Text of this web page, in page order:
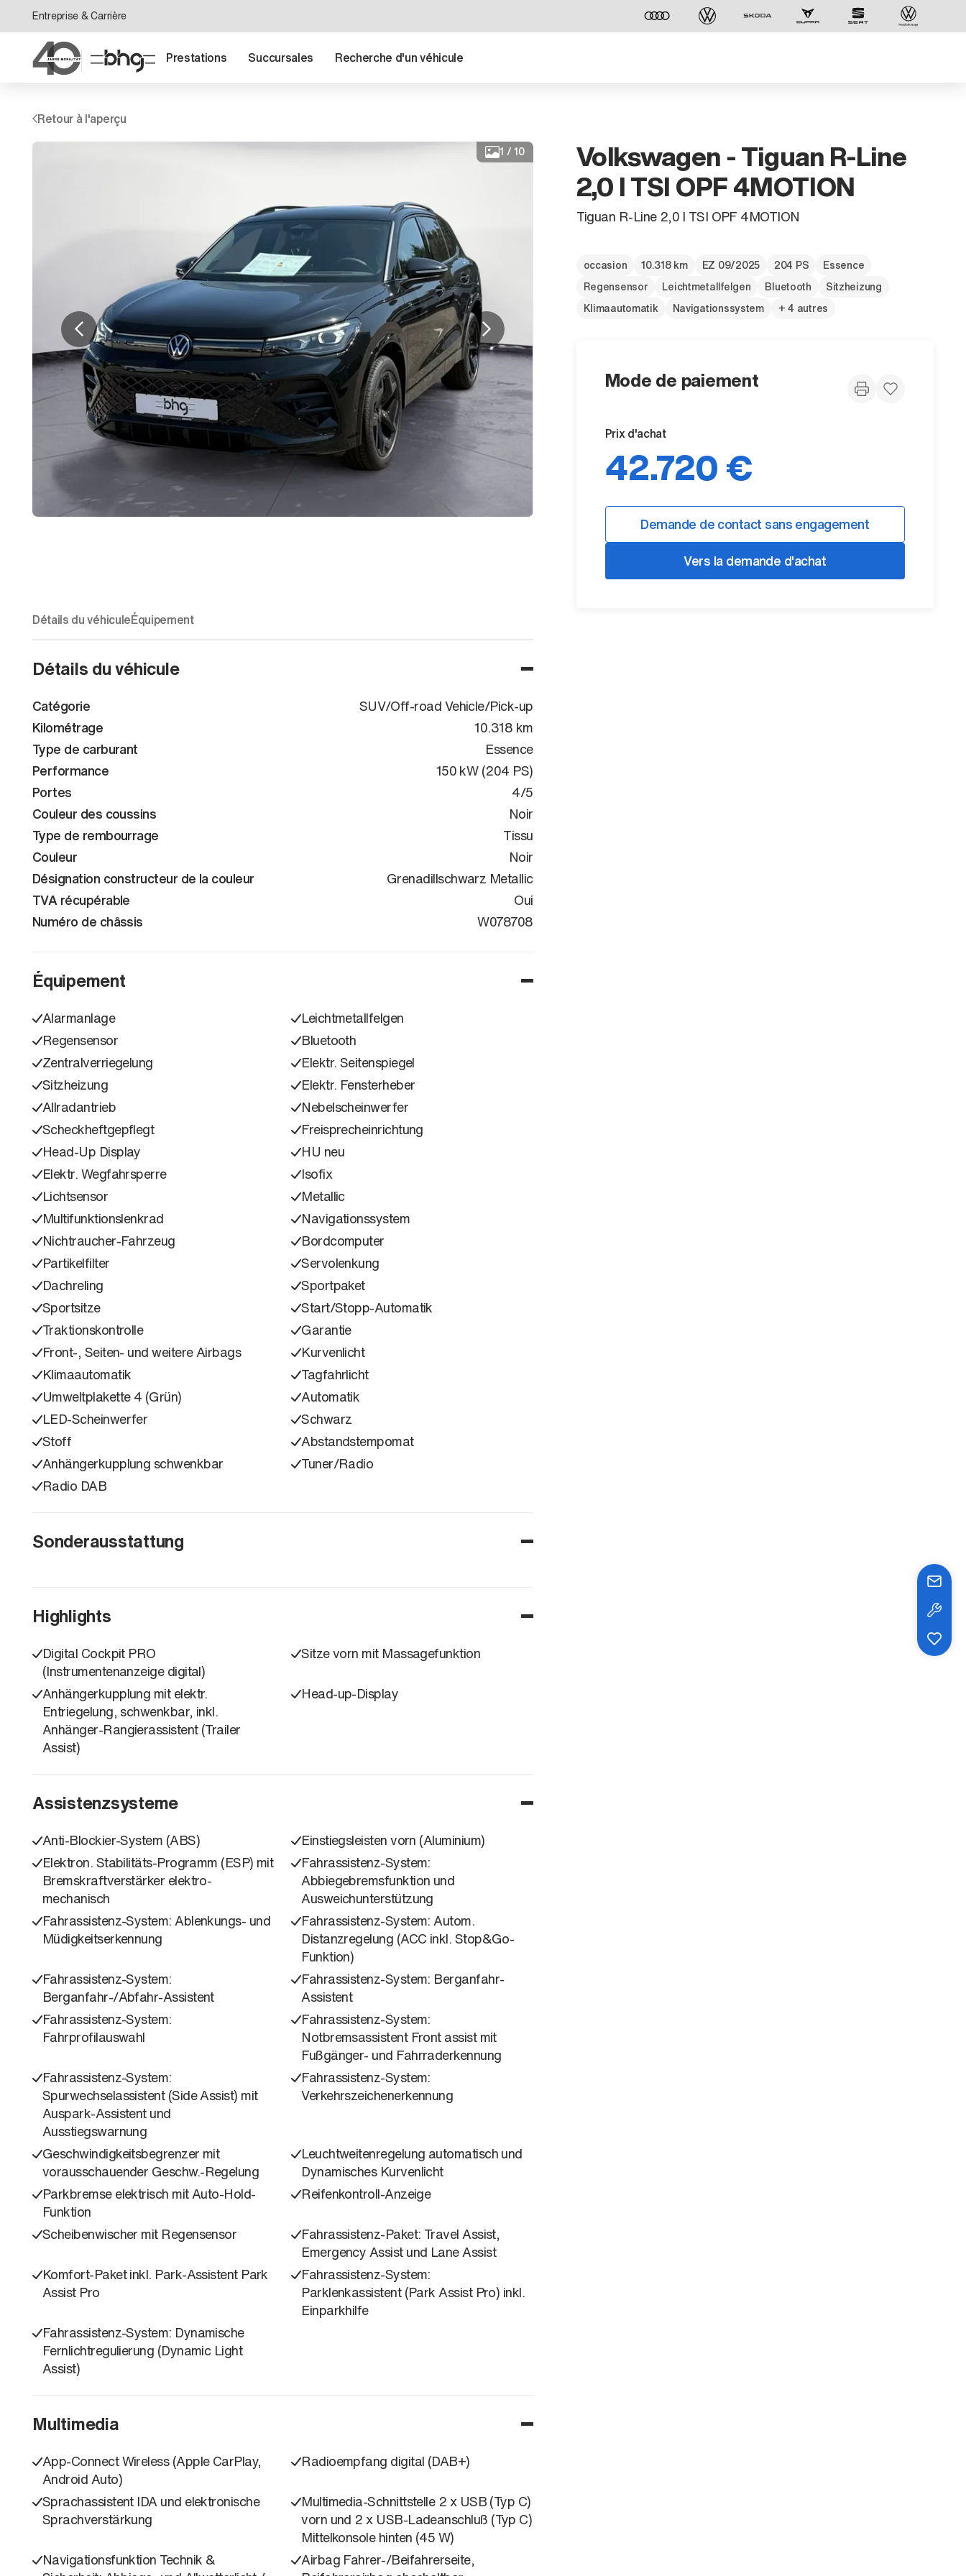
Entreprise & Carrière
Prestations Succursales Recherche d'un véhicule
Retour à l'aperçu
Détails du véhiculeÉquipement
Détails du véhicule
Catégorie
SUV/Off-road Vehicle/Pick-up
Kilométrage
10.318 km
Type de carburant
Essence
Performance
150 kW (204 PS)
Portes
4/5
Couleur des coussins
Noir
Type de rembourrage
Tissu
Couleur
Noir
Désignation constructeur de la couleur
Grenadillschwarz Metallic
TVA récupérable
Oui
Numéro de châssis
WVGZZZCTXSW078708
Équipement
Alarmanlage
Leichtmetallfelgen
Regensensor
Bluetooth
Zentralverriegelung
Elektr. Seitenspiegel
Sitzheizung
Elektr. Fensterheber
Allradantrieb
Nebelscheinwerfer
Scheckheftgepflegt
Freisprecheinrichtung
Head-Up Display
HU neu
Elektr. Wegfahrsperre
Isofix
Lichtsensor
Metallic
Multifunktionslenkrad
Navigationssystem
Nichtraucher-Fahrzeug
Bordcomputer
Partikelfilter
Servolenkung
Dachreling
Sportpaket
Sportsitze
Start/Stopp-Automatik
Traktionskontrolle
Garantie
Front-, Seiten- und weitere Airbags
Kurvenlicht
Klimaautomatik
Tagfahrlicht
Umweltplakette 4 (Grün)
Automatik
LED-Scheinwerfer
Schwarz
Stoff
Abstandstempomat
Anhängerkupplung schwenkbar
Tuner/Radio
Radio DAB
Sonderausstattung
Highlights
Digital Cockpit PRO
(Instrumentenanzeige digital)
Sitze vorn mit Massagefunktion
Anhängerkupplung mit elektr.
Entriegelung, schwenkbar, inkl.
Anhänger-Rangierassistent (Trailer
Assist)
Head-up-Display
Assistenzsysteme
Anti-Blockier-System (ABS)
Einstiegsleisten vorn (Aluminium)
Elektron. Stabilitäts-Programm (ESP) mit
Bremskraftverstärker elektro-
mechanisch
Fahrassistenz-System:
Abbiegebremsfunktion und
Ausweichunterstützung
Fahrassistenz-System: Ablenkungs- und
Müdigkeitserkennung
Fahrassistenz-System: Autom.
Distanzregelung (ACC inkl. Stop&Go-
Funktion)
Fahrassistenz-System:
Berganfahr-/Abfahr-Assistent
Fahrassistenz-System: Berganfahr-
Assistent
Fahrassistenz-System:
Fahrprofilauswahl
Fahrassistenz-System:
Notbremsassistent Front assist mit
Fußgänger- und Fahrraderkennung
Fahrassistenz-System:
Spurwechselassistent (Side Assist) mit
Auspark-Assistent und
Ausstiegswarnung
Fahrassistenz-System:
Verkehrszeichenerkennung
Geschwindigkeitsbegrenzer mit
vorausschauender Geschw.-Regelung
Leuchtweitenregelung automatisch und
Dynamisches Kurvenlicht
Parkbremse elektrisch mit Auto-Hold-
Funktion
Reifenkontroll-Anzeige
Scheibenwischer mit Regensensor
Fahrassistenz-Paket: Travel Assist,
Emergency Assist und Lane Assist
Komfort-Paket inkl. Park-Assistent Park
Assist Pro
Fahrassistenz-System:
Parklenkassistent (Park Assist Pro) inkl.
Einparkhilfe
Fahrassistenz-System: Dynamische
Fernlichtregulierung (Dynamic Light
Assist)
Multimedia
App-Connect Wireless (Apple CarPlay,
Android Auto)
Radioempfang digital (DAB+)
Sprachassistent IDA und elektronische
Sprachverstärkung
Multimedia-Schnittstelle 2 x USB (Typ C)
vorn und 2 x USB-Ladeanschluß (Typ C)
Mittelkonsole hinten (45 W)
Navigationsfunktion Technik &
Airbag Fahrer-/Beifahrerseite,
1 /10 Volkswagen - Tiguan R-Line
2,0 l TSI OPF 4MOTION
Tiguan R-Line 2,0 l TSI OPF 4MOTION
occasion 10.318 km EZ 09/2025 204 PS
Essence
Regensensor
Leichtmetallfelgen Bluetooth
Sitzheizung
Klimaautomatik
Navigationssystem + 4 autres
Mode de paiement
Prix d'achat
42.720 €
Demande de contact sans engagement
Vers la demande d'achat